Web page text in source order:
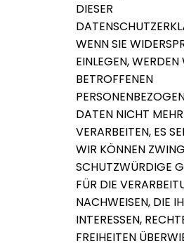
DIESER
WENN SIE
EINLEGEN, WERDEN
BETROFFENEN
DATEN NICHT MEHR
VERARBEITEN, ES
WIR KÖNNEN
SCHUTZWÜRDIGE
FÜR DIE
NACHWEISEN, DIE
INTERESSEN,
FREIHEITEN